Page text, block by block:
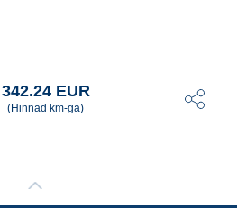
342.24 EUR
(Hinnad km-ga)